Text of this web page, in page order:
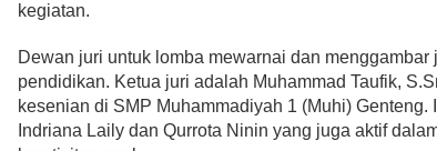
kegiatan.
Dewan juri untuk lomba mewarnai dan
pendidikan. Ketua juri adalah Muhammad Taufik,
kesenian di SMP Muhammadiyah 1 (Muhi)
Indriana Laily dan Qurrota Ninin yang juga aktif